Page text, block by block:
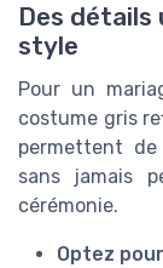
Des détails
style
Pour un
costume gris
permettent
sans jamais
cérémonie.
Optez